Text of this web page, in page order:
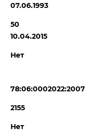
07.06.1993
50
10.04.2015
Нет
78:06:0002022:2007
2155
Нет